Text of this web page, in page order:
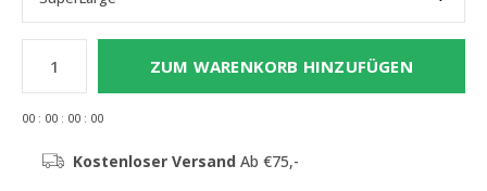
ZUM WARENKORB HINZUFÜGEN
00 : 00 : 00 : 00
Kostenloser Versand Ab €75,-